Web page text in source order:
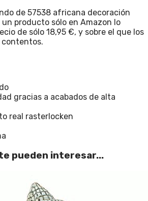
de 57538 africana decoración
un producto sólo en Amazon lo
de sólo 18,95 €, y sobre el que los
contentos.
gracias a acabados de alta
real rasterlocken
pueden interesar...